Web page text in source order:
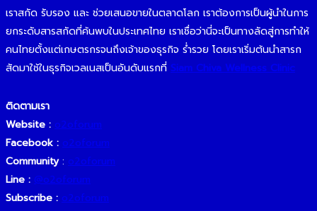
เราสกัด รับรอง และ ช่วยเสนอขายในตลาดโลก เราต้องการเป็นผู้นำในการ
ยกระดับสารสกัดที่ค้นพบในประเทศไทย เราเชื่อว่านี่จะเป็นทางลัดสู่การทำให้
คนไทยตั้งแต่เกษตรกรจนถึงเจ้าของธุรกิจ ร่ำรวย โดยเราเริ่มต้นนำสารก
สัดมาใช้ในธุรกิจเวลเนสเป็นอันดับแรกที่ Siam Chiva Wellness Clinic
ติดตามเรา
Website : o2oforum
Facebook : o2oforum
Community: o2oforum
Line : @o2oforum
Subscribe : o2oforum